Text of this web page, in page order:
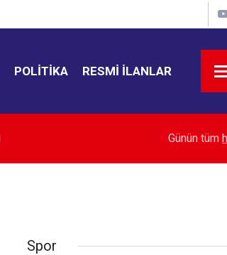
POLITIKA RESMI İLANLAR
Bahçelievler'de 4
Günün tüm
Spor